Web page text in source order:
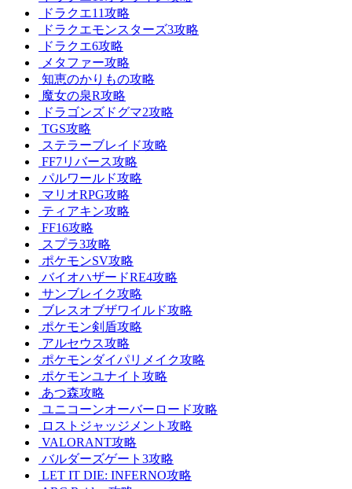
ドラクエ11攻略
ドラクエモンスターズ3攻略
ドラクエ6攻略
メタファー攻略
知恵のかりもの攻略
魔女の泉R攻略
ドラゴンズドグマ2攻略
TGS攻略
ステラーブレイド攻略
FF7リバース攻略
パルワールド攻略
マリオRPG攻略
ティアキン攻略
FF16攻略
スプラ3攻略
ポケモンSV攻略
バイオハザードRE4攻略
サンブレイク攻略
ブレスオブザワイルド攻略
ポケモン剣盾攻略
アルセウス攻略
ポケモンダイパリメイク攻略
ポケモンユナイト攻略
あつ森攻略
ユニコーンオーバーロード攻略
ロストジャッジメント攻略
VALORANT攻略
バルダーズゲート3攻略
LET IT DIE: INFERNO攻略